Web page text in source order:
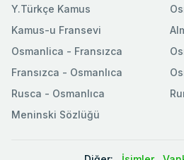
Y.Türkçe Kamus
Kamus-u Fransevi
Osmanlica - Fransızca
Fransızca - Osmanlıca
Rusca - Osmanlıca
Meninski Sözlüğü